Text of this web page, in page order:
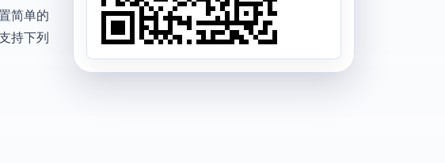
简单的
持下列